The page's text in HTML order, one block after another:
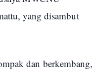
yang disambut
dan berkembang,